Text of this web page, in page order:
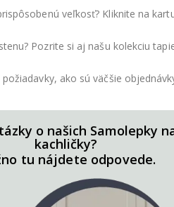
veľkosť? Kliknite na
Pozrite si aj našu kolekciu
požiadavky, ako sú väčšie
o našich Samolepky
kachličky?
tu nájdete odpovede.